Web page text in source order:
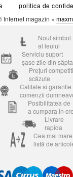
politica de
Internet magazin «
Noul simbol
al leului
Serviciu suport
șase zile din
Prețuri
scăzute
Calitate si garantie
comenzii
Posibilitatea de
a cumpara in
Livrare
rapida
Cea mai mare
listă de